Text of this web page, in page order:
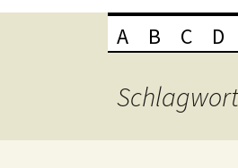
A B C D